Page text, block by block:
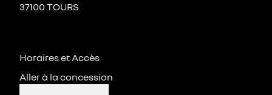
37100 TOURS
Horaires et Accès
Aller à la concession